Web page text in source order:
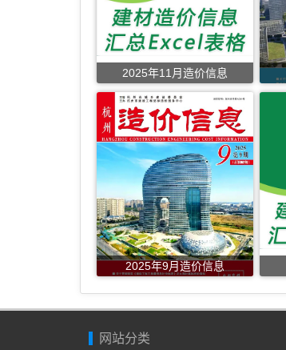
2025年11月造价信息
2025年9月造价信息
网站分类